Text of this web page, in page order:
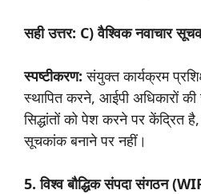
सही उत्तर: C) वैश्विक नवाचार
स्पष्टीकरण: संयुक्त कार्यक्रम
स्थापित करने, आईपी अधिकारों
सिद्धांतों को पेश करने पर केंद्रित
सूचकांक बनाने पर नहीं।
5. विश्व बौद्धिक संपदा संगठन